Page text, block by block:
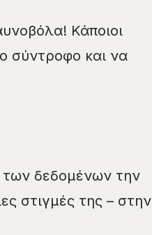
Κάποιοι
σύντροφο και να
των δεδομένων την
στιγμές της – στην